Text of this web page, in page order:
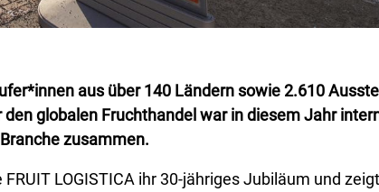
aus über 140 Ländern sowie 2.610
globalen Fruchthandel war in diesem Jahr
zusammen.
LOGISTICA ihr 30-jähriges Jubiläum und